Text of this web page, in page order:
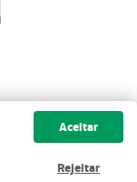
Aceitar
Rejeitar